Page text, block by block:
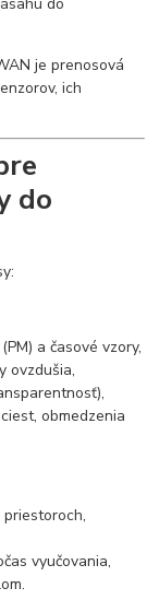
je prenosová
ich
do
a časové vzory,
ovzdušia,
obmedzenia
vyučovania,